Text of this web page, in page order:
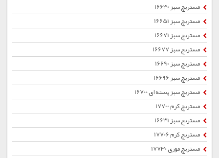
مستربچ سبز 16630
مستربچ سبز 16651
مستربچ سبز 16671
مستربچ سبز 16677
مستربچ سبز 16690
مستربچ سبز 16696
مستربچ سبز پسته ای 16700
مستربچ کرم 17700
مستربچ سبز 16631
مستربچ کرم 17706
مستربچ موزی 17730